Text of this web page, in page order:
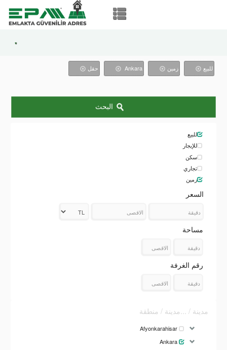
*
للبيع زمین Ankara حقل
البحث
للبيع
للإيجار
سكن
تجاري
زمین
السعر
مساحة
رقم الغرفة
مدينة / ...مدينة / منطقة
Afyonkarahisar
Ankara